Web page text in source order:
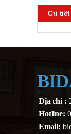
Chi tiết
Địa chỉ :
Hotline:
Email: